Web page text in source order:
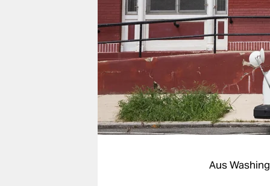
verlag
veranstaltungen
shop
fragen & hilfe
unterstützen
abo
Aus